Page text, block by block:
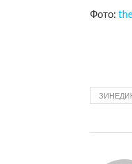
Фото: